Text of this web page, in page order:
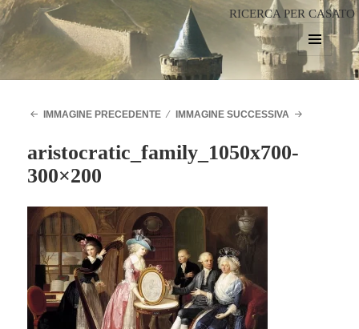
RICERCA PER CASATO
MENU
E
WIDGET
IMMAGINE PRECEDENTE IMMAGINE SUCCESSIVA
aristocratic_family_1050x700-
300×200